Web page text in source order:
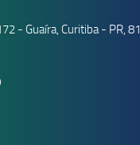
- Guaíra, Curitiba - PR,